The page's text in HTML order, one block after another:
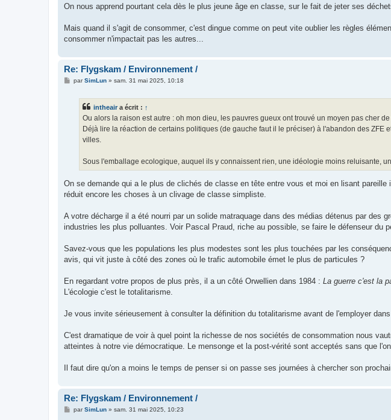
On nous apprend pourtant cela dès le plus jeune âge en classe, sur le fait de jeter ses
Mais quand il s'agit de consommer, c'est dingue comme on peut vite oublier les règles
consommer n'impactait pas les autres...
Re: Flygskam / Environnement /
MparSimLun» sam. 31 mai 2025, 10:18
intheair a écrit : ↑
Ou alors la raison est autre : oh mon dieu, les pauvres gueux ont trouvé un moyen pas cher
Déjà lire la réaction de certains politiques (de gauche faut il le préciser) à l'abandon des
villes.
Sous l'emballage ecologique, auquel ils y connaissent rien, une idéologie moins reluisante,
On se demande qui a le plus de clichés de classe en tête entre vous et moi en lisant
réduit encore les choses à un clivage de classe simpliste.
A votre décharge il a été nourri par un solide matraquage dans des médias détenus par des
industries les plus polluantes. Voir Pascal Praud, riche au possible, se faire le défenseur du
Savez-vous que les populations les plus modestes sont les plus touchées par les
avis, qui vit juste à côté des zones où le trafic automobile émet le plus de particules ?
En regardant votre propos de plus près, il a un côté Orwellien dans 1984 : La guerre c'est la
L'écologie c'est le totalitarisme.
Je vous invite sérieusement à consulter la définition du totalitarisme avant de l'employer
C'est dramatique de voir à quel point la richesse de nos sociétés de consommation nous
atteintes à notre vie démocratique. Le mensonge et la post-vérité sont acceptés sans que l'on
Il faut dire qu'on a moins le temps de penser si on passe ses journées à chercher son
Re: Flygskam / Environnement /
MparSimLun» sam. 31 mai 2025, 10:23